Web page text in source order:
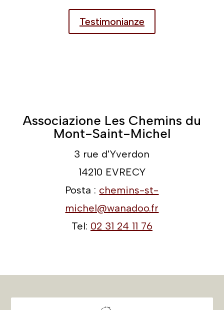
Testimonianze
Associazione Les Chemins du
Mont-Saint-Michel
3 rue d'Yverdon
14210 EVRECY
Posta : chemins-st-
michel@wanadoo.fr
Tel: 02 31 24 11 76